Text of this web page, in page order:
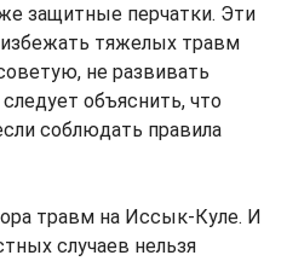
защитные перчатки. Эти
тяжелых травм
не развивать
объяснить, что
соблюдать правила
травм на Иссык-Куле. И
случаев нельзя